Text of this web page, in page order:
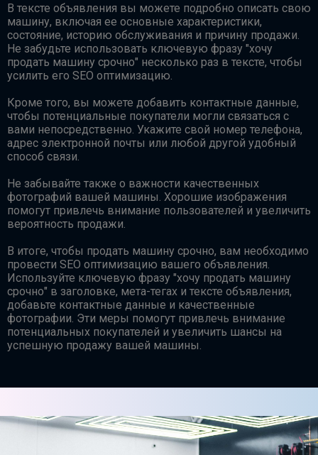
В тексте объявления вы можете подробно описать свою
машину, включая ее основные характеристики,
состояние, историю обслуживания и причину продажи.
Не забудьте использовать ключевую фразу "хочу
продать машину срочно" несколько раз в тексте, чтобы
усилить его SEO оптимизацию.
Кроме того, вы можете добавить контактные данные,
чтобы потенциальные покупатели могли связаться с
вами непосредственно. Укажите свой номер телефона,
адрес электронной почты или любой другой удобный
способ связи.
Не забывайте также о важности качественных
фотографий вашей машины. Хорошие изображения
помогут привлечь внимание пользователей и увеличить
вероятность продажи.
В итоге, чтобы продать машину срочно, вам необходимо
провести SEO оптимизацию вашего объявления.
Используйте ключевую фразу "хочу продать машину
срочно" в заголовке, мета-тегах и тексте объявления,
добавьте контактные данные и качественные
фотографии. Эти меры помогут привлечь внимание
потенциальных покупателей и увеличить шансы на
успешную продажу вашей машины.